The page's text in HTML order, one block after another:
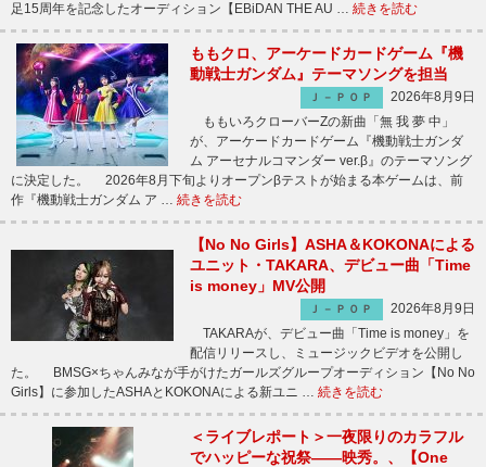
足15周年を記念したオーディション【EBiDAN THE AU … 続きを読む
ももクロ、アーケードカードゲーム『機
動戦士ガンダム』テーマソングを担当
Ｊ－ＰＯＰ
2026年8月9日
ももいろクローバーZの新曲「無 我 夢 中」
が、アーケードカードゲーム『機動戦士ガンダ
ム アーセナルコマンダー ver.β』のテーマソング
に決定した。 2026年8月下旬よりオープンβテストが始まる本ゲームは、前
作『機動戦士ガンダム ア … 続きを読む
【No No Girls】ASHA＆KOKONAによる
ユニット・TAKARA、デビュー曲「Time
is money」MV公開
Ｊ－ＰＯＰ
2026年8月9日
TAKARAが、デビュー曲「Time is money」を
配信リリースし、ミュージックビデオを公開し
た。 BMSG×ちゃんみなが手がけたガールズグループオーディション【No No
Girls】に参加したASHAとKOKONAによる新ユニ … 続きを読む
＜ライブレポート＞一夜限りのカラフル
でハッピーな祝祭――映秀。、【One